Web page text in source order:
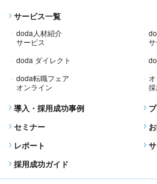
サービス一覧
doda人材紹介
サービス
doda ダイレクト
doda転職フェア
オンライン
導入・採用成功事例
セミナー
レポート
採用成功ガイド